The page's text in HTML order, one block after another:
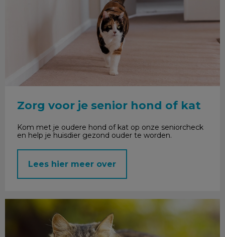
Zorg voor je senior hond of kat
Kom met je oudere hond of kat op onze seniorcheck
en help je huisdier gezond ouder te worden.
Lees hier meer over